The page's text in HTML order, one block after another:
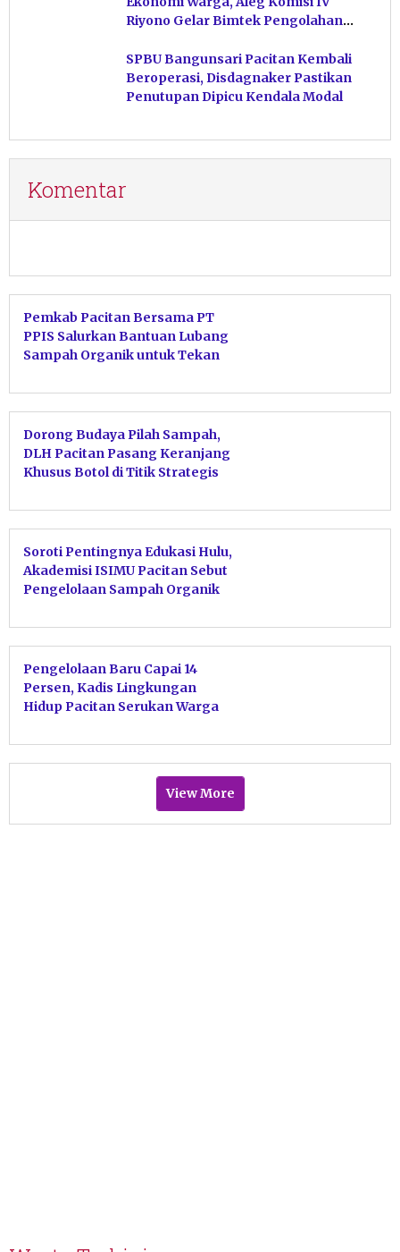
Riyono Gelar Bimtek Pengolahan
SPBU Bangunsari Pacitan Kembali
Beroperasi, Disdagnaker Pastikan
Penutupan Dipicu Kendala Modal
Komentar
Pemkab Pacitan Bersama PT
PPIS Salurkan Bantuan Lubang
Sampah Organik untuk Tekan
Dorong Budaya Pilah Sampah,
DLH Pacitan Pasang Keranjang
Khusus Botol di Titik Strategis
Soroti Pentingnya Edukasi Hulu,
Akademisi ISIMU Pacitan Sebut
Pengelolaan Sampah Organik
Pengelolaan Baru Capai 14
Persen, Kadis Lingkungan
Hidup Pacitan Serukan Warga
Cucu
View More